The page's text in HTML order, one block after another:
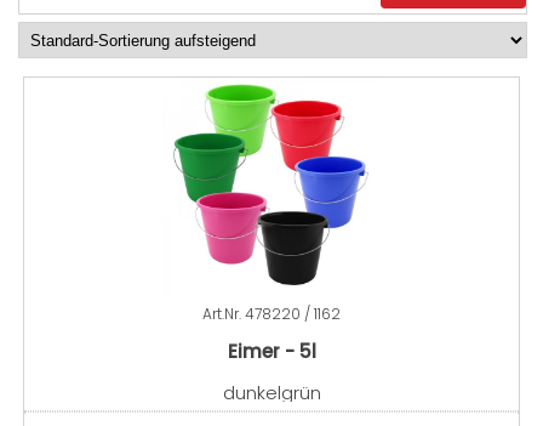
Art.Nr.478220 / 1162
Eimer - 5l
dunkelgrün